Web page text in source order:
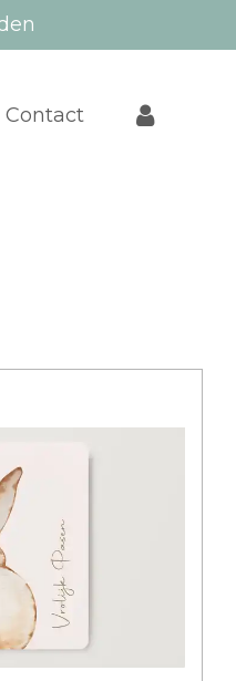
Contact